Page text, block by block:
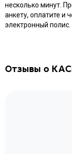
несколько минут.
анкету, оплатите и
электронный полис.
Отзывы о